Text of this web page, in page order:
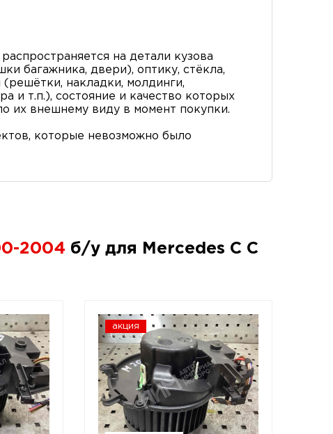
на детали кузова
багажника, двери), оптику, стёкла,
(решётки, накладки, молдинги,
и т.п.), состояние и качество которых
их внешнему виду в момент покупки.
которые невозможно было
2004 б/у для Mercedes C C
акция